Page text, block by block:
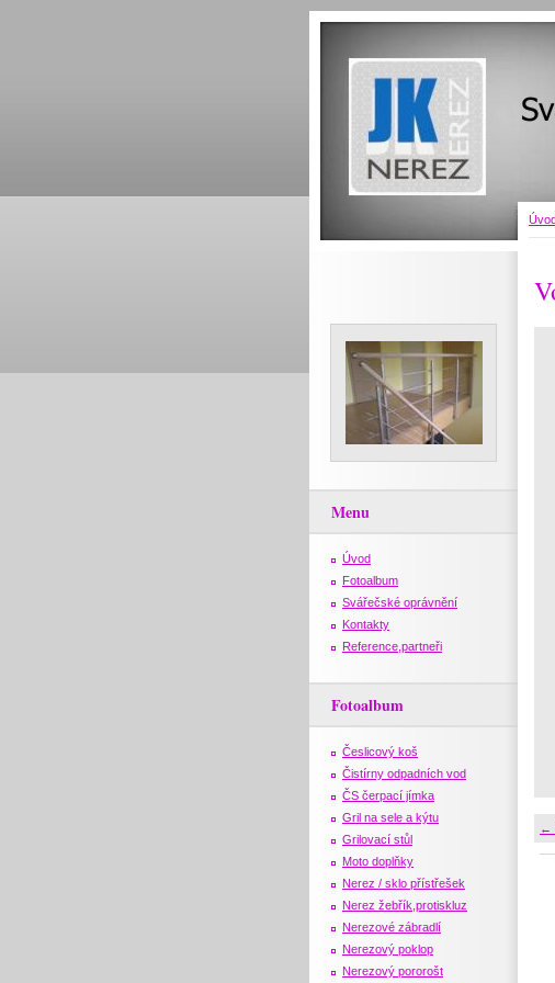
←
Menu
Úvod
Fotoalbum
Svářečské oprávnění
Kontakty
Reference,partneři
Fotoalbum
Česlicový koš
Čistírny odpadních vod
ČS čerpací jímka
Gril na sele a kýtu
Grilovací stůl
Moto doplňky
Nerez / sklo přístřešek
Nerez žebřík,protiskluz
Nerezové zábradlí
Nerezový poklop
Nerezový pororošt